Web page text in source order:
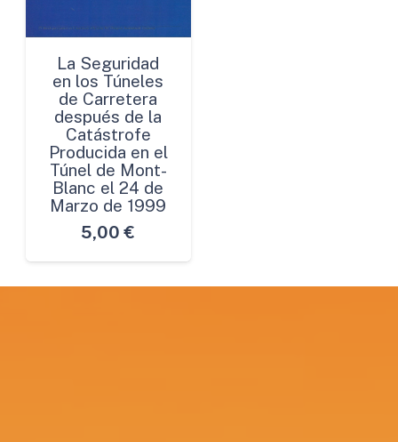
La Seguridad
en los Túneles
de Carretera
después de la
Catástrofe
Producida en el
Túnel de Mont-
Blanc el 24 de
Marzo de 1999
5,00 €